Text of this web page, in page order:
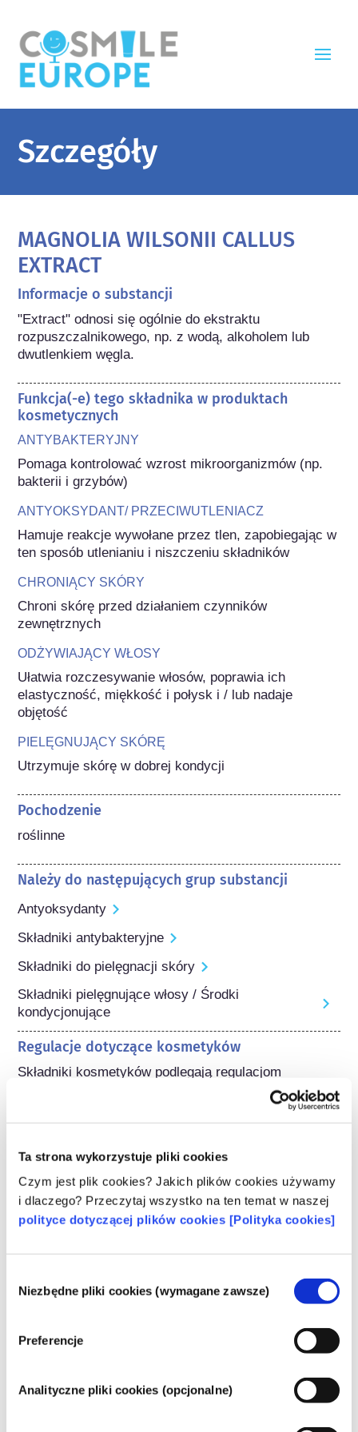
Ta strona wykorzystuje pliki cookies
Czym jest plik cookies? Jakich plików cookies używamy
i dlaczego? Przeczytaj wszystko na ten temat w naszej
polityce dotyczącej plików cookies [Polityka cookies]
zgody
Niezbędne pliki cookies (wymagane zawsze)
Preferencje
Analityczne pliki cookies (opcjonalne)
Szczegóły
MAGNOLIA WILSONII CALLUS
EXTRACT
Informacje o substancji
"Extract" odnosi się ogólnie do ekstraktu
rozpuszczalnikowego, np. z wodą, alkoholem lub
dwutlenkiem węgla.
Funkcja(-e) tego składnika w produktach
kosmetycznych
ANTYBAKTERYJNY
Pomaga kontrolować wzrost mikroorganizmów (np.
bakterii i grzybów)
ANTYOKSYDANT/ PRZECIWUTLENIACZ
Hamuje reakcje wywołane przez tlen, zapobiegając w
ten sposób utlenianiu i niszczeniu składników
CHRONIĄCY SKÓRY
Chroni skórę przed działaniem czynników
zewnętrznych
ODŻYWIAJĄCY WŁOSY
Ułatwia rozczesywanie włosów, poprawia ich
elastyczność, miękkość i połysk i / lub nadaje
objętość
PIELĘGNUJĄCY SKÓRĘ
Utrzymuje skórę w dobrej kondycji
Pochodzenie
roślinne
Należy do następujących grup substancji
Antyoksydanty
Składniki antybakteryjne
Składniki do pielęgnacji skóry
Składniki pielęgnujące włosy / Środki
kondycjonujące
Regulacje dotyczące kosmetyków
Składniki kosmetyków podlegają regulacjom
prawnym. Należy pamiętać, że w przypadku
składników kosmetycznych, poza UE mogą
obowiązywać inne przepisy.
Poznaj swoje kosmetyki
bezpieczeństwo kosmetyków w Europie?
Przepisy UE wymagają, aby produkty
w Unii Europejskiej były bezpieczne. Firmy
oraz krajowe i europejskie organy regulacyjne
bezpieczeństwo produktów kosmetycznych.
czytaj więcej
zaburzających gospodarkę hormonalną